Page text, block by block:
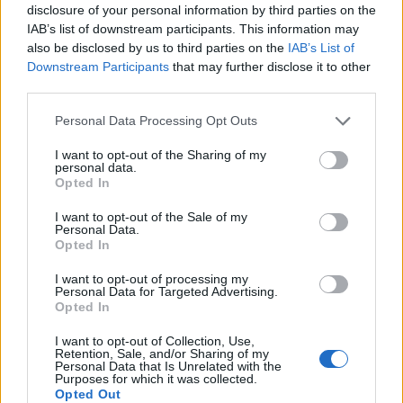
disclosure of your personal information by third parties on the
IAB’s list of downstream participants. This information may
also be disclosed by us to third parties on the IAB’s List of
Downstream Participants that may further disclose it to other
Personal Data Processing Opt Outs
I want to opt-out of the Sharing of my
personal data.
Opted In
I want to opt-out of the Sale of my
Personal Data.
Opted In
I want to opt-out of processing my
Personal Data for Targeted Advertising.
Opted In
I want to opt-out of Collection, Use,
Retention, Sale, and/or Sharing of my
Personal Data that Is Unrelated with the
Purposes for which it was collected.
Opted Out
НАЈЧИТАНИ ВО ПОСЛЕДНИ 7 ДЕНА
МАКЕДОНИЈА ИМА СВЕТСКА
ПИСТА: Огромниот Боинг 777
на Меѓународниот Аеродром
својата иднина
УКРАИНА, Зеленски доби
СКОКНА МИНИМАЛНИОТ
ИЗНОС ЗА К-15: Еве колку
пари ќе ви легнат на сметка
Израел гради ѕид долг повеќе
од 23 километри и ја дели
Газа на два дела